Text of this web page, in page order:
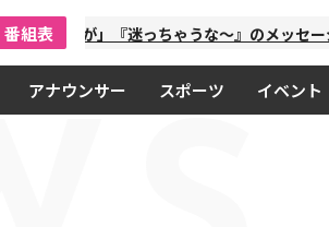
番組表
アナウンサー スポーツ イベント
オモロしが」『迷っちゃうな～』のメッセー